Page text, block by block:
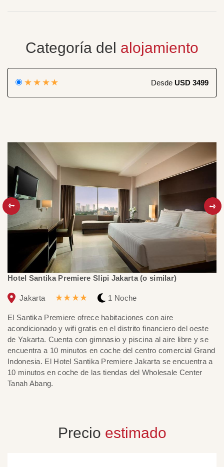
Categoría del alojamiento
★★★★ Desde USD 3499
Hotel Santika Premiere Slipi Jakarta (o similar)
Jakarta ★★★★ 1 Noche
El Santika Premiere ofrece habitaciones con aire
acondicionado y wifi gratis en el distrito financiero del oeste
de Yakarta. Cuenta con gimnasio y piscina al aire libre y se
encuentra a 10 minutos en coche del centro comercial Grand
Indonesia. El Hotel Santika Premiere Jakarta se encuentra a
10 minutos en coche de las tiendas del Wholesale Center
Tanah Abang.
Precio estimado